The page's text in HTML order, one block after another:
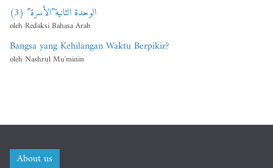
الوحدة الثانية”الأسرة” (3)
oleh Redaksi Bahasa Arab
Bangsa yang Kehilangan Waktu Berpikir?
oleh Nashrul Mu'minin
About us